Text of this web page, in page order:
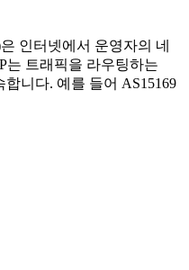
은 인터넷에서 운영자의 네
는 트래픽을 라우팅하는
니다. 예를 들어 AS15169